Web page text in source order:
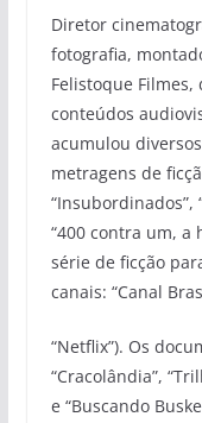
Diretor
fotografia,
Felistoque
conteúdos
acumulou
metragens de
“Insubordinados”,
“400 contra um, a
série de ficção
canais: “Canal
“Netflix”). Os
“Cracolândia”,
e “Buscando